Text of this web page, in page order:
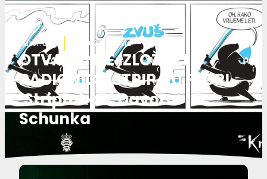
Autor:Dulist 13.06.2024. Kultura
OTVARANJE IZLOŽBE I
RADIONICA STRIPA U FLORI
‘Striptokok’ Davora
Schunka